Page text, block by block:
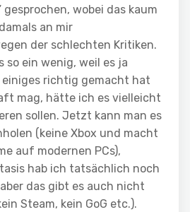
gesprochen, wobei das kaum
an mir
der schlechten Kritiken.
so ein wenig, weil es ja
richtig gemacht hat
mag, hätte ich es vielleicht
sollen. Jetzt kann man es
(keine Xbox und macht
auf modernen PCs),
hab ich tatsächlich noch
das gibt es auch nicht
Steam, kein GoG etc.).